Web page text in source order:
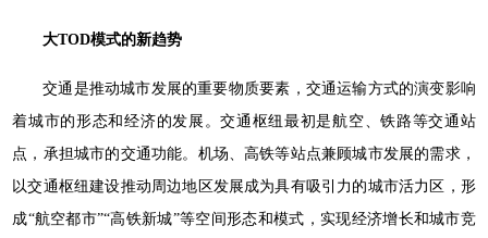
大TOD模式的新趋势
交通是推动城市发展的重要物质要素，交通运输方式的演变影响
着城市的形态和经济的发展。交通枢纽最初是航空、铁路等交通站
点，承担城市的交通功能。机场、高铁等站点兼顾城市发展的需求，
以交通枢纽建设推动周边地区发展成为具有吸引力的城市活力区，形
成“航空都市”“高铁新城”等空间形态和模式，实现经济增长和城市竞